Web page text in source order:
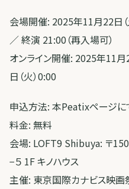
会場開催: 2025年11月22日
／ 終演 21:00（再入場可）
オンライン開催: 2025年11
日（火）0:00
申込方法: 本Peatixページに
料金: 無料
会場: LOFT9 Shibuya: 〒
−５ 1F キノハウス
主催: 東京国際カナビス映